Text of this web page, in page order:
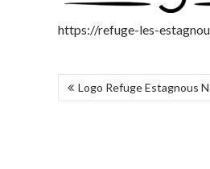
https://refuge-les-
NAVIGATION
DE
Logo Refuge Estagnous